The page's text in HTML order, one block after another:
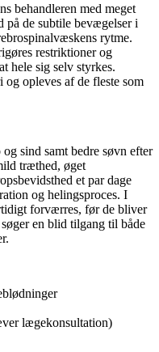
behandleren med meget
på de subtile bevægelser i
rytme.
restriktioner og
hele sig selv styrkes.
opleves af de fleste som
sind samt bedre søvn efter
træthed, øget
et par dage
og helingsproces. I
forværres, før de bliver
en blid tilgang til både
lægekonsultation)